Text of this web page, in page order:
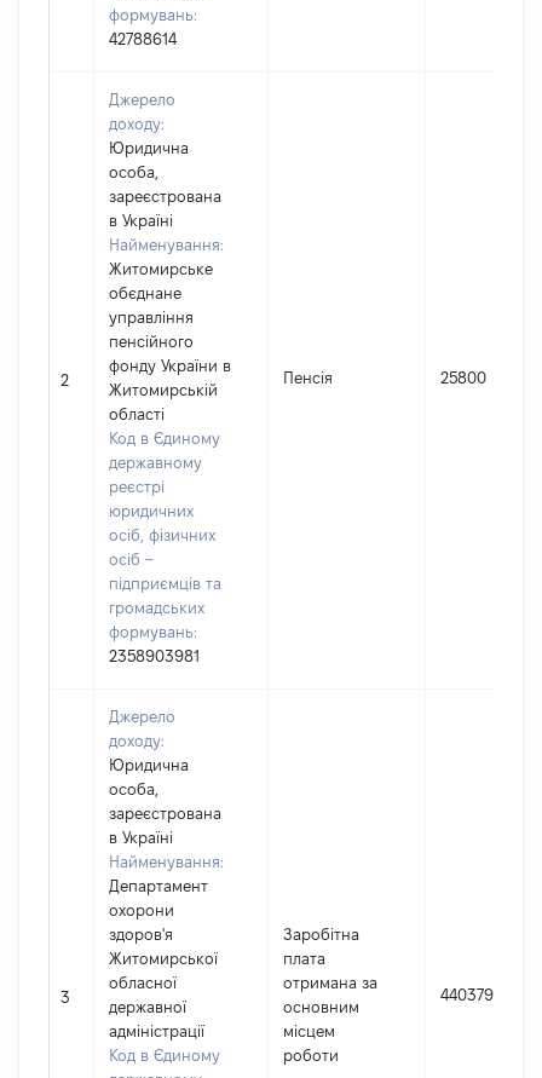
формувань:
42788614
2
Джерело
доходу:
Юридична
особа,
зареєстрована
в Україні
Найменування:
Житомирське
обєднане
управління
пенсійного
фонду України в
Житомирській
області
Код в Єдиному
державному
реєстрі
юридичних
осіб, фізичних
осіб –
підприємців та
громадських
формувань:
2358903981
Пенсія 25800
3
Джерело
доходу:
Юридична
особа,
зареєстрована
в Україні
Найменування:
Департамент
охорони
здоров'я
Житомирської
обласної
державної
адміністрації
Код в Єдиному
Заробітна
плата
отримана за
основним
місцем
роботи
440379